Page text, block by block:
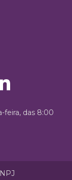
feira, das 8:00